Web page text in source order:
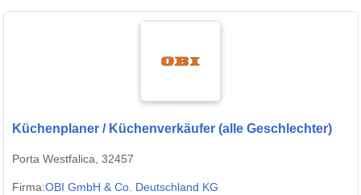
Küchenplaner / Küchenverkäufer (alle Geschlechter)
Porta Westfalica, 32457
Firma:OBI GmbH & Co. Deutschland KG